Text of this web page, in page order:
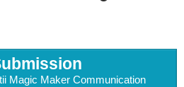
Magic Maker Communication